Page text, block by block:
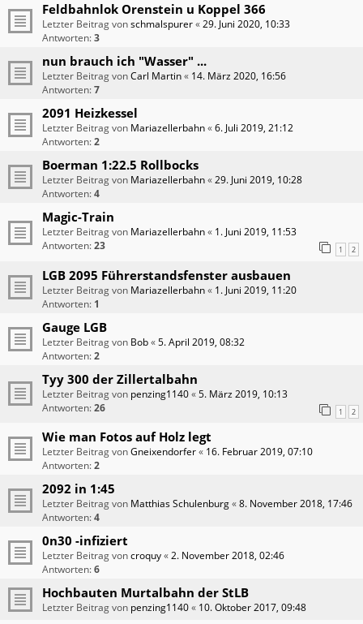
Feldbahnlok Orenstein u Koppel 366
Letzter Beitrag vonschmalspurer«29. Juni 2020, 10:33
Antworten:3
nun brauch ich "Wasser" ...
Letzter Beitrag vonCarl Martin« 14. März 2020, 16:56
Antworten:7
2091 Heizkessel
Letzter Beitrag von Mariazellerbahn«6. Juli 2019, 21:12
Antworten:2
Boerman 1:22.5 Rollbocks
Letzter Beitrag von Mariazellerbahn«29. Juni 2019, 10:28
Antworten:4
Magic-Train
Letzter Beitrag von Mariazellerbahn« 1. Juni 2019, 11:53
Antworten:23 1 2
LGB 2095 Führerstandsfenster ausbauen
Letzter Beitrag von Mariazellerbahn« 1. Juni 2019, 11:20
Antworten: 1
Gauge LGB
Letzter Beitrag von Bob«5. April 2019, 08:32
Antworten:2
Tyy 300 der Zillertalbahn
Letzter Beitrag von penzing1140«5. März 2019, 10:13
Antworten:26 1 2
Wie man Fotos auf Holz legt
Letzter Beitrag vonGneixendorfer« 16. Februar 2019, 07:10
Antworten:2
2092 in 1:45
Letzter Beitrag von Matthias Schulenburg«8. November 2018, 17:46
Antworten:4
0n30 -infiziert
Letzter Beitrag voncroquy«2. November 2018, 02:46
Antworten:6
Hochbauten Murtalbahn der StLB
Letzter Beitrag von penzing1140« 10. Oktober 2017, 09:48